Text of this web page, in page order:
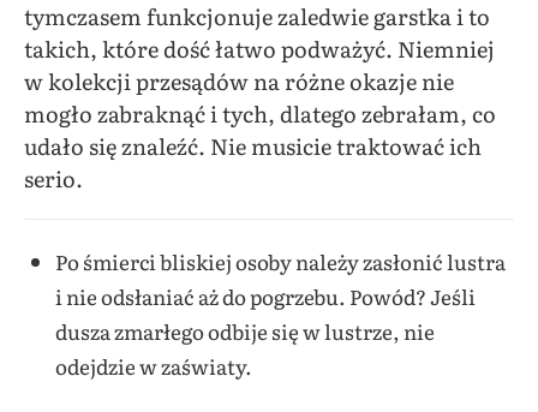
tymczasem funkcjonuje zaledwie garstka i to
takich, które dość łatwo podważyć. Niemniej
w kolekcji przesądów na różne okazje nie
mogło zabraknąć i tych, dlatego zebrałam, co
udało się znaleźć. Nie musicie traktować ich
serio.
Po śmierci bliskiej osoby należy zasłonić lustra
i nie odsłaniać aż do pogrzebu. Powód? Jeśli
dusza zmarłego odbije się w lustrze, nie
odejdzie w zaświaty.